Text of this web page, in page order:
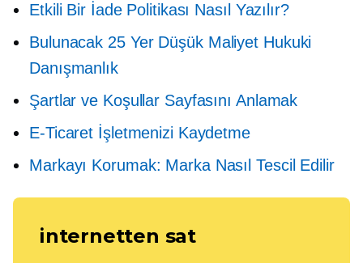
Etkili Bir İade Politikası Nasıl Yazılır?
Bulunacak 25 Yer Düşük Maliyet Hukuki
Danışmanlık
Şartlar ve Koşullar Sayfasını Anlamak
E-Ticaret İşletmenizi Kaydetme
Markayı Korumak: Marka Nasıl Tescil Edilir
internetten sat